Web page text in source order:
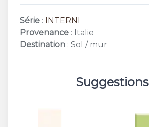
Série : INTERNI
Provenance : Italie
Destination : Sol / mur
Suggestions